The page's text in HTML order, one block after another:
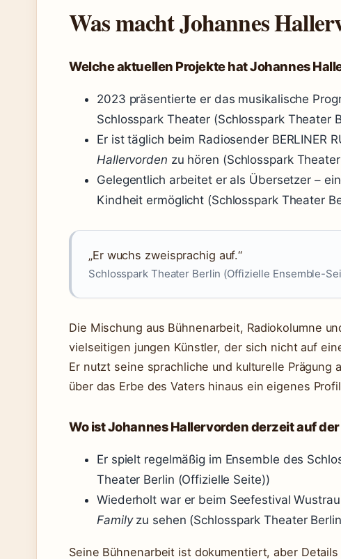
Was macht Johannes
Welche aktuellen Projekte hat Johannes
2023 präsentierte er das musikalische
Schlosspark Theater (Schlosspark Theater
Er ist täglich beim Radiosender BERLINER
Hallervorden zu hören (Schlosspark
Gelegentlich arbeitet er als Übersetzer –
Kindheit ermöglicht (Schlosspark Theater
„Er wuchs zweisprachig auf.“
Schlosspark Theater Berlin (Offizielle Ensemble-
Die Mischung aus Bühnenarbeit, Radiokolumne
vielseitigen jungen Künstler, der sich nicht auf
Er nutzt seine sprachliche und kulturelle Prägung
über das Erbe des Vaters hinaus ein eigenes
Wo ist Johannes Hallervorden derzeit auf
Er spielt regelmäßig im Ensemble des
Theater Berlin (Offizielle Seite))
Wiederholt war er beim Seefestival
Familyzu sehen (Schlosspark Theater
Seine Bühnenarbeit ist dokumentiert, aber